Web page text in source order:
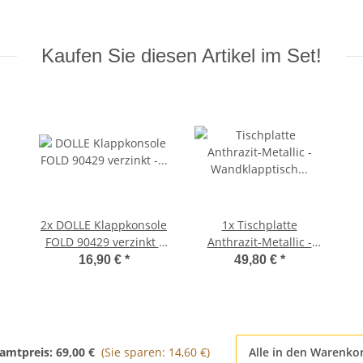
Kaufen Sie diesen Artikel im Set!
2x DOLLE Klappkonsole
FOLD 90429 verzinkt -
Klappenaussteller -
16,90 € *
1x Tischplatte
Anthrazit-Metallic -
Wandklapptisch
49,80 € *
69,00 € (Sie sparen: 14,60 €) Alle in den